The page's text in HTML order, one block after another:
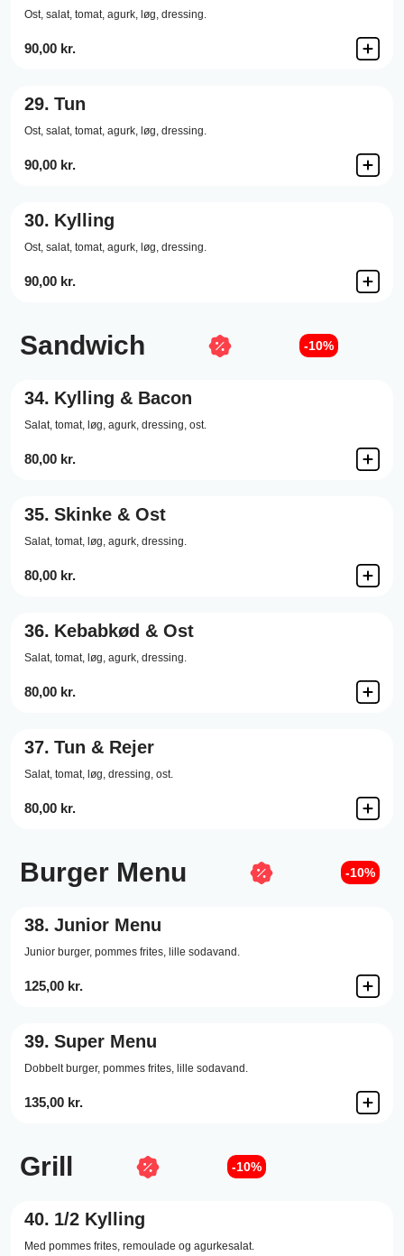
Ost, salat, tomat, agurk, løg, dressing.
90,00 kr.
29. Tun
Ost, salat, tomat, agurk, løg, dressing.
90,00 kr.
30. Kylling
Ost, salat, tomat, agurk, løg, dressing.
90,00 kr.
Sandwich -10%
34. Kylling & Bacon
Salat, tomat, løg, agurk, dressing, ost.
80,00 kr.
35. Skinke & Ost
Salat, tomat, løg, agurk, dressing.
80,00 kr.
36. Kebabkød & Ost
Salat, tomat, løg, agurk, dressing.
80,00 kr.
37. Tun & Rejer
Salat, tomat, løg, dressing, ost.
80,00 kr.
Burger Menu -10%
38. Junior Menu
Junior burger, pommes frites, lille sodavand.
125,00 kr.
39. Super Menu
Dobbelt burger, pommes frites, lille sodavand.
135,00 kr.
Grill -10%
40. 1/2 Kylling
Med pommes frites, remoulade og agurkesalat.